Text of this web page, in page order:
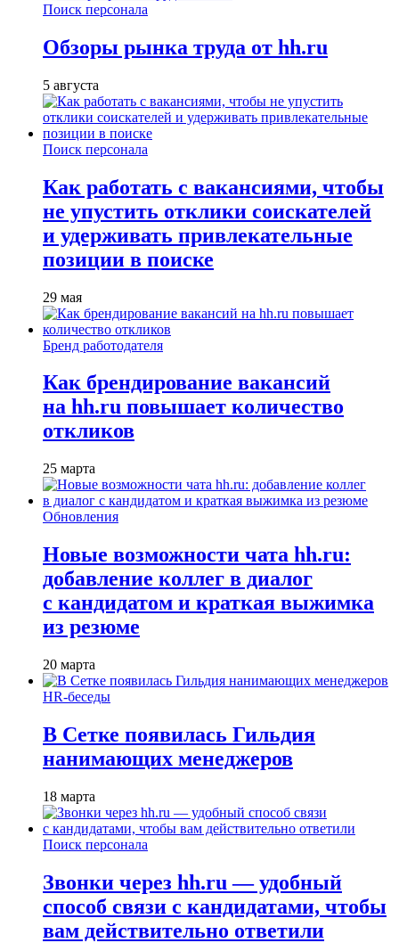
Поиск персонала
Обзоры рынка труда от hh.ru
5 августа
Поиск персонала
Как работать с вакансиями, чтобы
не упустить отклики соискателей
и удерживать привлекательные
позиции в поиске
29 мая
Бренд работодателя
Как брендирование вакансий
на hh.ru повышает количество
откликов
25 марта
Обновления
Новые возможности чата hh.ru:
добавление коллег в диалог
с кандидатом и краткая выжимка
из резюме
20 марта
HR-беседы
В Сетке появилась Гильдия
нанимающих менеджеров
18 марта
Поиск персонала
Звонки через hh.ru — удобный
способ связи с кандидатами, чтобы
вам действительно ответили